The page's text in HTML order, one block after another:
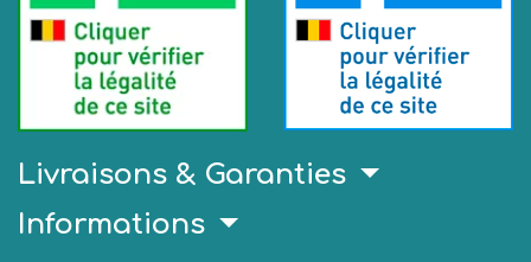
Livraisons & Garanties
Informations